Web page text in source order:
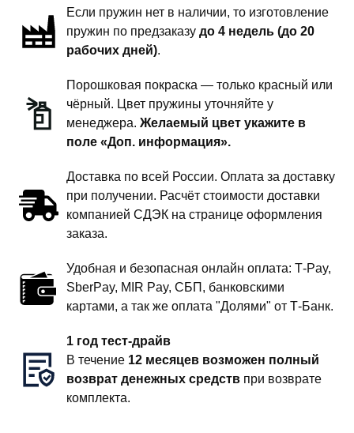
комфортЕсли пружин нет в наличии, то изготовление
пружин по предзаказу до 4 недель (до 20
рабочих дней).
Порошковая покраска — только красный или
чёрный. Цвет пружины уточняйте у
менеджера. Желаемый цвет укажите в
поле «Доп. информация».
Доставка по всей России. Оплата за доставку
при получении. Расчёт стоимости доставки
компанией СДЭК на странице оформления
заказа.
Удобная и безопасная онлайн оплата: T‑Pay,
SberPay, MIR Pay, СБП, банковскими
картами, а так же оплата "Долями" от Т-Банк.
1 год тест-драйв
В течение 12 месяцев возможен полный
возврат денежных средств при возврате
комплекта.